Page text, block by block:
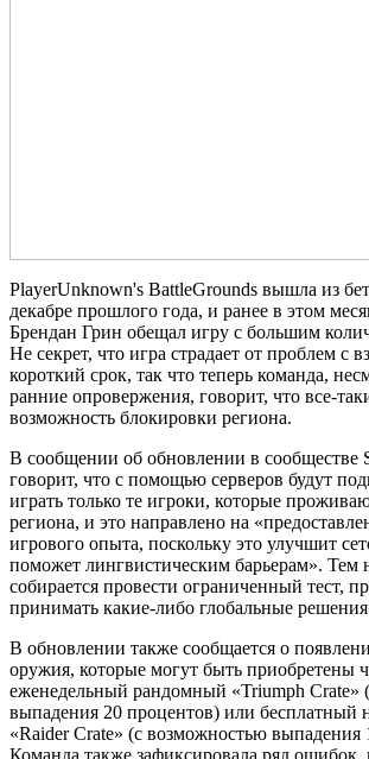
PlayerUnknown's BattleGrounds вышла из
декабре прошлого года, и ранее в этом
Брендан Грин обещал игру с большим
Не секрет, что игра страдает от проблем с
короткий срок, так что теперь команда,
ранние опровержения, говорит, что все-
возможность блокировки региона.
В сообщении об обновлении в сообществе
говорит, что с помощью серверов будут
играть только те игроки, которые
региона, и это направлено на
игрового опыта, поскольку это улучшит
поможет лингвистическим барьерам». Тем
собирается провести ограниченный тест,
принимать какие-либо глобальные
В обновлении также сообщается о
оружия, которые могут быть приобретены
еженедельный рандомный «Triumph Crate»
выпадения 20 процентов) или бесплатный
«Raider Crate» (с возможностью выпадения
Команда также зафиксировала ряд ошибок,